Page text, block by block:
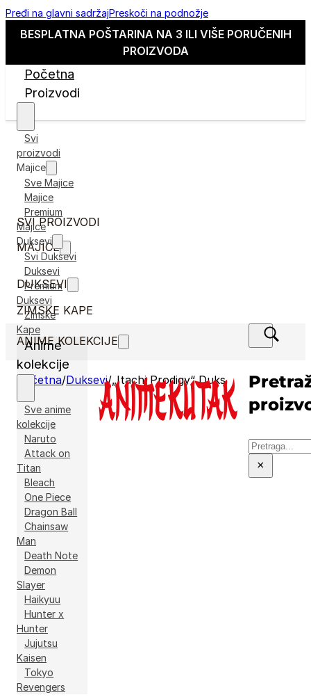
Pređi na glavni sadržajPreskoči na podnožje
BESPLATNA POŠTARINA NA 3 ILI VIŠE PORUČENIH
PROIZVODA
Početna
Proizvodi
Svi
proizvodi
Majice
Sve Majice
Majice
Premium
Majice
Duksevi
Svi Duksevi
Duksevi
Premium
Duksevi
Zimske
Kape
Anime
kolekcije
Sve anime
kolekcije
Naruto
Attack on
Titan
Bleach
One Piece
Dragon Ball
Chainsaw
Man
Death Note
Demon
Slayer
Haikyuu
Hunter x
Hunter
Jujutsu
Kaisen
Tokyo
Revengers
Pretraga
×
SVI PROIZVODI
MAJICE
DUKSEVI
ZIMSKE KAPE
ANIME KOLEKCIJE
Početna/Duksevi/„Itachi Prodigy“ Duks